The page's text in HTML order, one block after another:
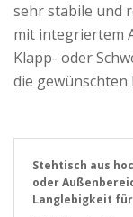
sehr stabile und
mit integriertem
Klapp- oder
die gewünschten
Stehtisch aus
oder
Langlebigkeit